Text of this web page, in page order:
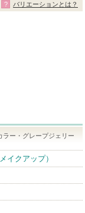
バリエーションとは？
ラー・グレープジェリー
イクアップ）